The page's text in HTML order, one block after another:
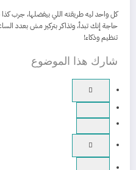
كل واحد ليه طريقته اللي بيفضلها، جرب
حاجة إنك تبدأ، وتذاكر بتركيز مش بعدد
تنظيم وذكاء!
شارك هذا الموضوع